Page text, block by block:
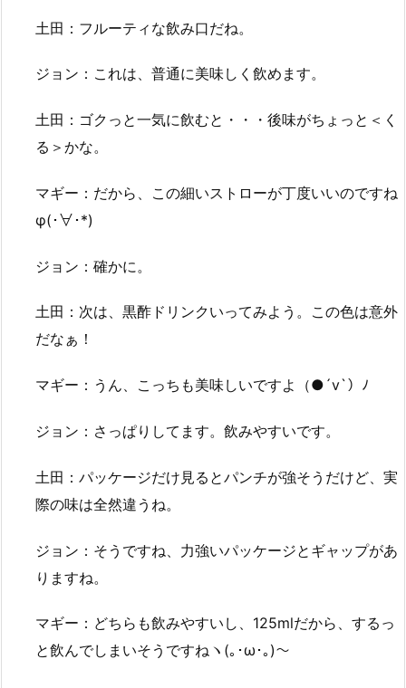
土田：フルーティな飲み口だね。
ジョン：これは、普通に美味しく飲めます。
土田：ゴクっと一気に飲むと・・・後味がちょっと＜く
る＞かな。
マギー：だから、この細いストローが丁度いいのですね
φ(･∀･*)
ジョン：確かに。
土田：次は、黒酢ドリンクいってみよう。この色は意外
だなぁ！
マギー：うん、こっちも美味しいですよ（●´v`）ﾉ
ジョン：さっぱりしてます。飲みやすいです。
土田：パッケージだけ見るとパンチが強そうだけど、実
際の味は全然違うね。
ジョン：そうですね、力強いパッケージとギャップがあ
りますね。
マギー：どちらも飲みやすいし、125mlだから、するっ
と飲んでしまいそうですねヽ(｡･ω･｡)～